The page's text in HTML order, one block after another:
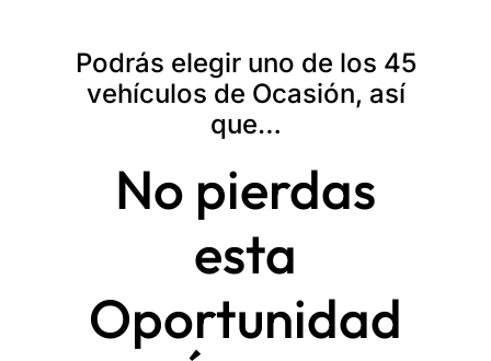
Podrás elegir uno de los 45
vehículos de Ocasión, así
que…
No pierdas
esta
Oportunidad